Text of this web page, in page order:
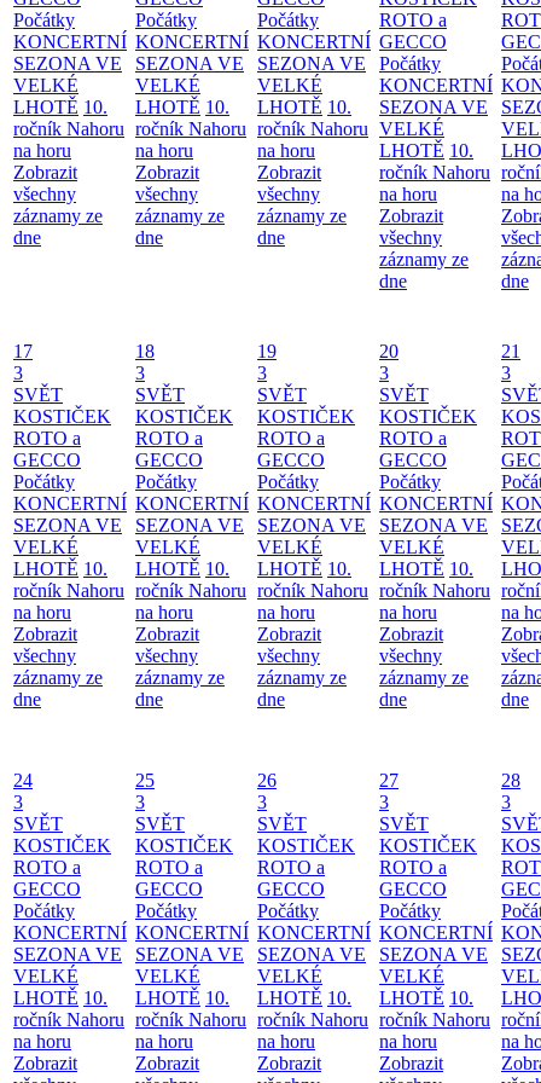
Počátky
KONCERTNÍ
SEZONA VE
VELKÉ
LHOTĚ 10.
ročník Nahoru
na horu
Zobrazit
všechny
záznamy ze
dne
Počátky
KONCERTNÍ
SEZONA VE
VELKÉ
LHOTĚ 10.
ročník Nahoru
na horu
Zobrazit
všechny
záznamy ze
dne
Počátky
KONCERTNÍ
SEZONA VE
VELKÉ
LHOTĚ 10.
ročník Nahoru
na horu
Zobrazit
všechny
záznamy ze
dne
ROTO a
GECCO
Počátky
KONCERTNÍ
SEZONA VE
VELKÉ
LHOTĚ 10.
ročník Nahoru
na horu
Zobrazit
všechny
záznamy ze
dne
na
dne
17
3
SVĚT
KOSTIČEK
ROTO a
GECCO
Počátky
KONCERTNÍ
SEZONA VE
VELKÉ
LHOTĚ 10.
ročník Nahoru
na horu
Zobrazit
všechny
záznamy ze
dne
18
3
SVĚT
KOSTIČEK
ROTO a
GECCO
Počátky
KONCERTNÍ
SEZONA VE
VELKÉ
LHOTĚ 10.
ročník Nahoru
na horu
Zobrazit
všechny
záznamy ze
dne
19
3
SVĚT
KOSTIČEK
ROTO a
GECCO
Počátky
KONCERTNÍ
SEZONA VE
VELKÉ
LHOTĚ 10.
ročník Nahoru
na horu
Zobrazit
všechny
záznamy ze
dne
20
3
SVĚT
KOSTIČEK
ROTO a
GECCO
Počátky
KONCERTNÍ
SEZONA VE
VELKÉ
LHOTĚ 10.
ročník Nahoru
na horu
Zobrazit
všechny
záznamy ze
dne
21
3
na
dne
24
3
SVĚT
KOSTIČEK
ROTO a
GECCO
Počátky
KONCERTNÍ
SEZONA VE
VELKÉ
LHOTĚ 10.
ročník Nahoru
na horu
Zobrazit
25
3
SVĚT
KOSTIČEK
ROTO a
GECCO
Počátky
KONCERTNÍ
SEZONA VE
VELKÉ
LHOTĚ 10.
ročník Nahoru
na horu
Zobrazit
26
3
SVĚT
KOSTIČEK
ROTO a
GECCO
Počátky
KONCERTNÍ
SEZONA VE
VELKÉ
LHOTĚ 10.
ročník Nahoru
na horu
Zobrazit
27
3
SVĚT
KOSTIČEK
ROTO a
GECCO
Počátky
KONCERTNÍ
SEZONA VE
VELKÉ
LHOTĚ 10.
ročník Nahoru
na horu
Zobrazit
28
3
na